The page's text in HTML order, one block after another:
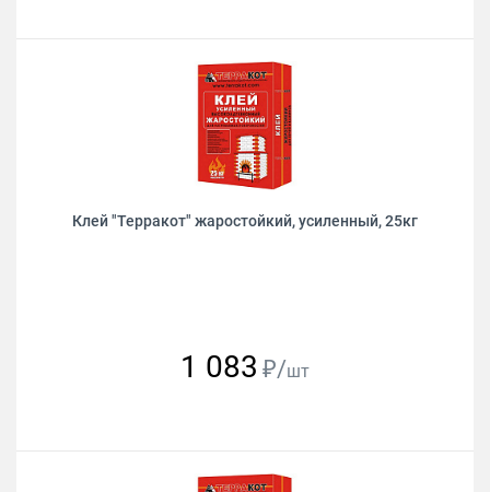
Клей "Терракот" жаростойкий, усиленный, 25кг
1 083 ₽/шт